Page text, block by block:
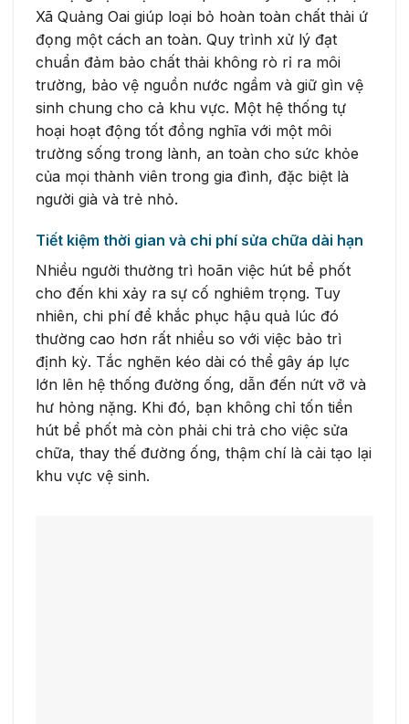
Xã Quảng Oai giúp loại bỏ hoàn toàn chất thải ứ
đọng một cách an toàn. Quy trình xử lý đạt
chuẩn đảm bảo chất thải không rò rỉ ra môi
trường, bảo vệ nguồn nước ngầm và giữ gìn vệ
sinh chung cho cả khu vực. Một hệ thống tự
hoại hoạt động tốt đồng nghĩa với một môi
trường sống trong lành, an toàn cho sức khỏe
của mọi thành viên trong gia đình, đặc biệt là
người già và trẻ nhỏ.
Tiết kiệm thời gian và chi phí sửa chữa dài hạn
Nhiều người thường trì hoãn việc hút bể phốt
cho đến khi xảy ra sự cố nghiêm trọng. Tuy
nhiên, chi phí để khắc phục hậu quả lúc đó
thường cao hơn rất nhiều so với việc bảo trì
định kỳ. Tắc nghẽn kéo dài có thể gây áp lực
lớn lên hệ thống đường ống, dẫn đến nứt vỡ và
hư hỏng nặng. Khi đó, bạn không chỉ tốn tiền
hút bể phốt mà còn phải chi trả cho việc sửa
chữa, thay thế đường ống, thậm chí là cải tạo lại
khu vực vệ sinh.